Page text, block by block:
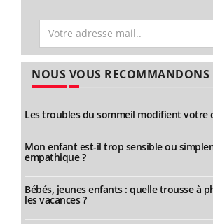
NOUS VOUS RECOMMANDONS
Les troubles du sommeil modifient votre
Mon enfant est-il trop sensible ou
empathique ?
Bébés, jeunes enfants : quelle trousse à
les vacances ?